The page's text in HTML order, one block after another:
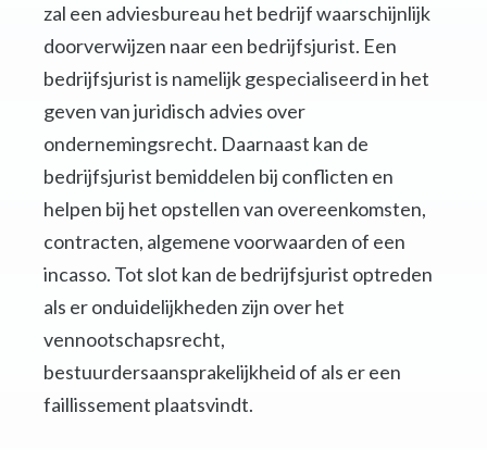
zal een adviesbureau het bedrijf waarschijnlijk
doorverwijzen naar een bedrijfsjurist. Een
bedrijfsjurist is namelijk gespecialiseerd in het
geven van juridisch advies over
ondernemingsrecht. Daarnaast kan de
bedrijfsjurist bemiddelen bij conflicten en
helpen bij het opstellen van overeenkomsten,
contracten, algemene voorwaarden of een
incasso. Tot slot kan de bedrijfsjurist optreden
als er onduidelijkheden zijn over het
vennootschapsrecht,
bestuurdersaansprakelijkheid of als er een
faillissement plaatsvindt.